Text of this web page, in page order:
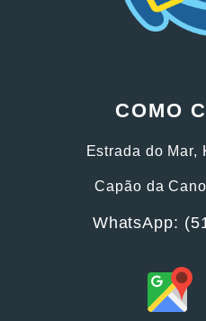
COMO
Estrada do Mar,
Capão da
WhatsApp: